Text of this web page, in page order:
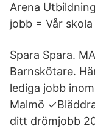
Arena
jobb = Vår skola
Spara Spara.
Barnskötare.
lediga jobb
Malmö
ditt drömjobb